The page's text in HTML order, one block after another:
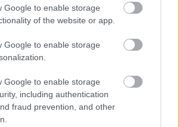
Google to enable storage
of the website or app.
Google to enable storage
Google to enable storage
including authentication
fraud prevention, and other